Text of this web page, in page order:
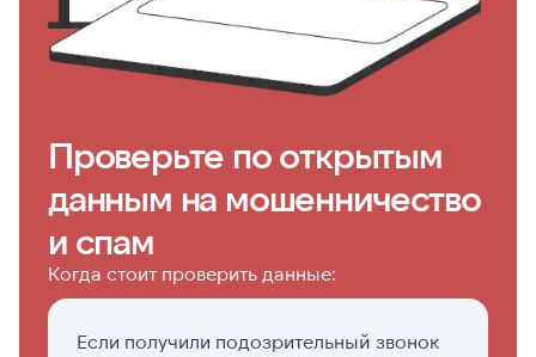
Проверьте по открытым
данным на мошенничество
и спам
Когда стоит проверить данные:
Если получили подозрительный звонок